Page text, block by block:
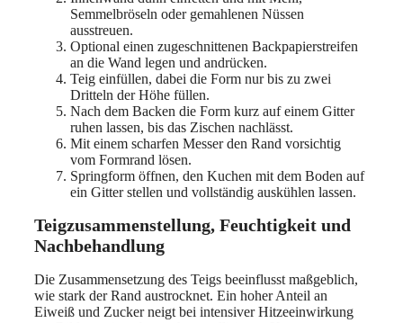
Semmelbröseln oder gemahlenen Nüssen
ausstreuen.
Optional einen zugeschnittenen Backpapierstreifen
an die Wand legen und andrücken.
Teig einfüllen, dabei die Form nur bis zu zwei
Dritteln der Höhe füllen.
Nach dem Backen die Form kurz auf einem Gitter
ruhen lassen, bis das Zischen nachlässt.
Mit einem scharfen Messer den Rand vorsichtig
vom Formrand lösen.
Springform öffnen, den Kuchen mit dem Boden auf
ein Gitter stellen und vollständig auskühlen lassen.
Teigzusammenstellung, Feuchtigkeit und
Nachbehandlung
Die Zusammensetzung des Teigs beeinflusst maßgeblich,
wie stark der Rand austrocknet. Ein hoher Anteil an
Eiweiß und Zucker neigt bei intensiver Hitzeeinwirkung